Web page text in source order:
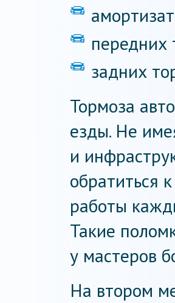
передних
задних
Тормоза
езды. Не
и
обратиться
работы
Такие
у мастеров
На втором